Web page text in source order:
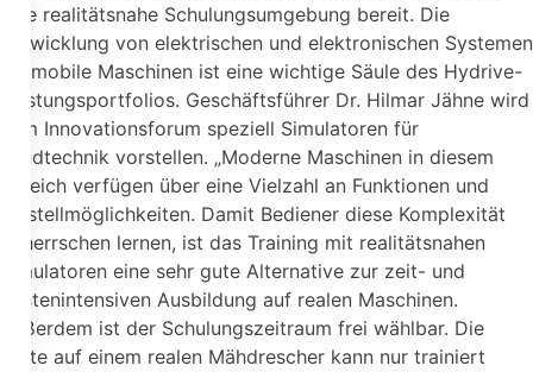
eine realitätsnahe Schulungsumgebung bereit. Die
Entwicklung von elektrischen und elektronischen Systemen
für mobile Maschinen ist eine wichtige Säule des Hydrive-
Leistungsportfolios. Geschäftsführer Dr. Hilmar Jähne wird
zum Innovationsforum speziell Simulatoren für
Landtechnik vorstellen. „Moderne Maschinen in diesem
Bereich verfügen über eine Vielzahl an Funktionen und
Einstellmöglichkeiten. Damit Bediener diese Komplexität
beherrschen lernen, ist das Training mit realitätsnahen
Simulatoren eine sehr gute Alternative zur zeit- und
kostenintensiven Ausbildung auf realen Maschinen.
Außerdem ist der Schulungszeitraum frei wählbar. Die
Ernte auf einem realen Mähdrescher kann nur trainiert